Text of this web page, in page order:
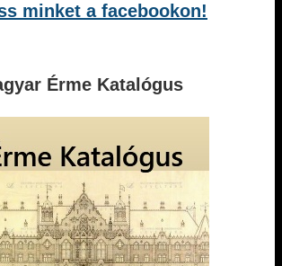
minket a facebookon!
Érme Katalógus